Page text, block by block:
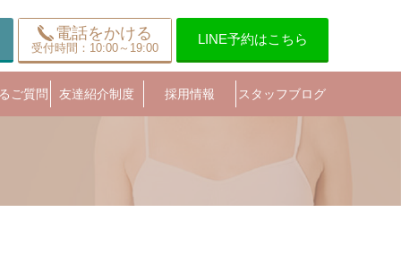
電話をかける
受付時間：10:00～19:00
LINE予約はこちら
ご質問 友達紹介制度 採用情報 スタッフブログ